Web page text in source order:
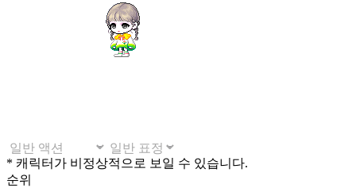
* 캐릭터가 비정상적으로 보일 수 있습니다.
순위